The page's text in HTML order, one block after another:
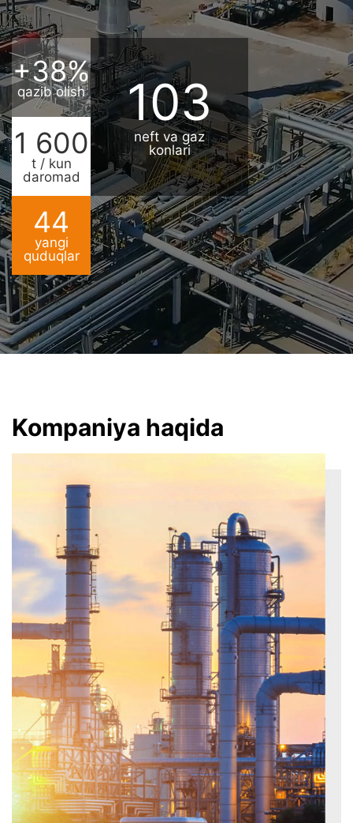
+38%
qazib olish
1 600
t / kun
daromad
44
yangi
quduqlar
103
neft va gaz
konlari
Kompaniya haqida